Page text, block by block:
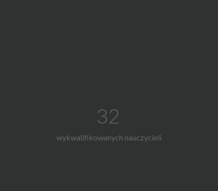
32
wykwalifikowanych nauczycieli